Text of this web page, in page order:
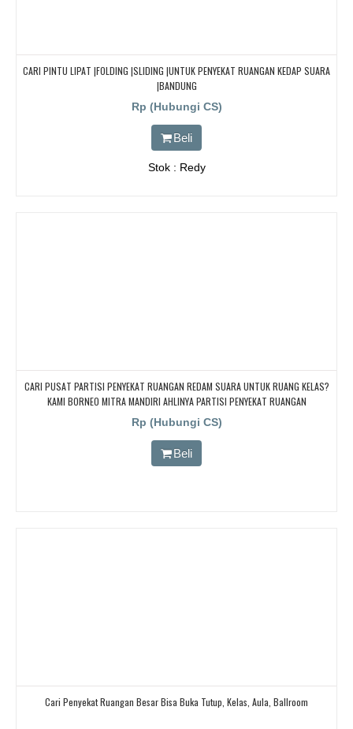
CARI PINTU LIPAT |FOLDING |SLIDING |UNTUK PENYEKAT RUANGAN KEDAP SUARA
|BANDUNG
Rp (Hubungi CS)
Beli
Stok : Redy
CARI PUSAT PARTISI PENYEKAT RUANGAN REDAM SUARA UNTUK RUANG KELAS?
KAMI BORNEO MITRA MANDIRI AHLINYA PARTISI PENYEKAT RUANGAN
Rp (Hubungi CS)
Beli
Cari Penyekat Ruangan Besar Bisa Buka Tutup, Kelas, Aula, Ballroom